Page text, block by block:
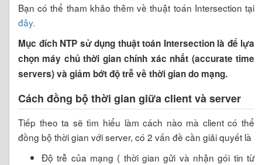
Bạn có thể tham khảo thêm về thuật toán Intersection tại
đây.
Mục đích NTP sử dụng thuật toán Intersection là để lựa
chọn máy chủ thời gian chính xác nhất (accurate time
servers) và giảm bớt độ trễ về thời gian do mạng.
Cách đồng bộ thời gian giữa client và server
Tiếp theo ta sẽ tìm hiểu làm cách nào mà client có thể
đồng bộ thời gian với server, có 2 vấn đề cần giải quyết là
Độ trễ của mạng ( thời gian gửi và nhận gói tin từ